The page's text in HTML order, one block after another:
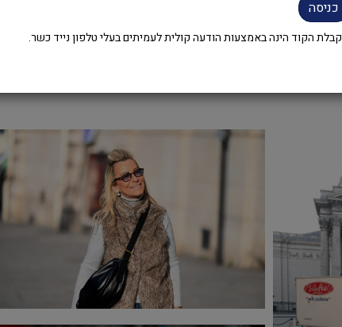
סמינר נשים מובילות – פריז 2025
כניסה
קבלת הקוד הינה באמצעות הודעה קולית לעמיתים בעלי טלפון נייד כשר.